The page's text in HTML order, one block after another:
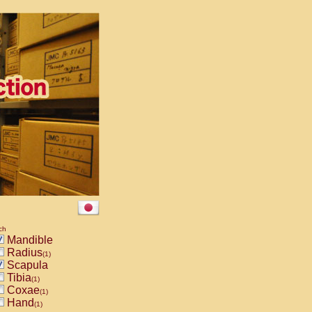
Mandible
Radius(1)
Scapula
Tibia(1)
Coxae(1)
Hand(1)